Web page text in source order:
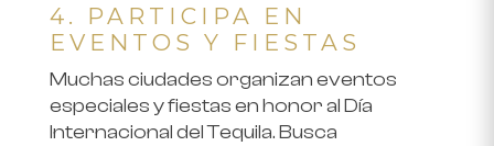
4. PARTICIPA EN
EVENTOS Y FIESTAS
Muchas ciudades organizan eventos
especiales y fiestas en honor al Día
Internacional del Tequila. Busca